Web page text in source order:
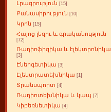
Լրագրություն [15]
Բանասիրություն [10]
Կրոն [15]
Հայոց լեզու և գրականություն
[72]
Ռադիոֆիզիկա և էլեկտրոնիկա
[3]
Էներգետիկա [3]
Էլեկտրատեխնիկա [1]
Տրանսպորտ [4]
Ռադիոտեխնիկա և կապ [7]
Կիբեռնետիկա [4]